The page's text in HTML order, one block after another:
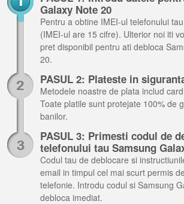
Galaxy Note 20
Pentru a obtine IMEI-ul telefonului
(IMEI-ul are 15 cifre). Ulterior noi iti
pret disponibil pentru ati debloca
20.
PASUL 2: Plateste in
Metodele noastre de plata includ
Toate platile sunt protejate 100% de
banilor.
PASUL 3: Primesti codul de
telefonului tau Samsung
Codul tau de deblocare si
email in timpul cel mai scurt permis
telefonie. Introdu codul si Samsung
debloca imediat.